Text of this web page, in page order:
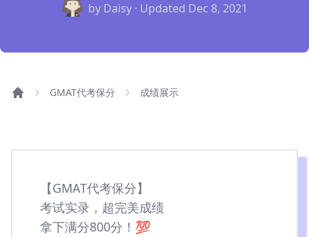
by Daisy · Updated Dec 8, 2021
GMAT代考保分 成绩展示
【GMAT代考保分】
考试实录，超完美成绩
拿下满分800分！💯